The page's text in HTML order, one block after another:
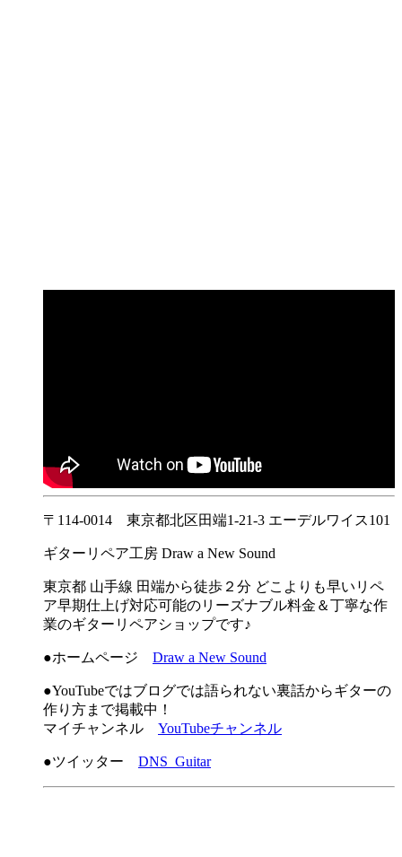
〒114-0014 東京都北区田端1-21-3 エーデルワイス101
ギターリペア工房 Draw a New Sound
東京都 山手線 田端から徒歩２分 どこよりも早いリペ
ア早期仕上げ対応可能のリーズナブル料金＆丁寧な作
業のギターリペアショップです♪
●ホームページ Draw a New Sound
●YouTubeではブログでは語られない裏話からギターの
作り方まで掲載中！
マイチャンネル YouTubeチャンネル
●ツイッター DNS_Guitar